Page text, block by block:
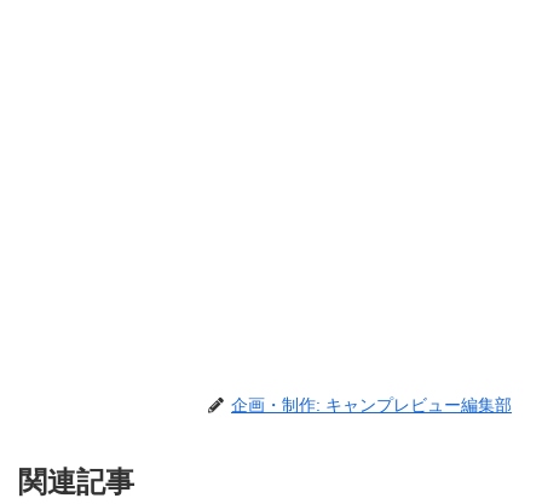
企画・制作: キャンプレビュー編集部
関連記事